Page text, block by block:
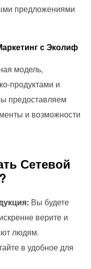
предложениями
с Эколиф
модель,
продуктами и
предоставляем
и возможности
Сетевой
Вы будете
верите и
людям.
в удобное для